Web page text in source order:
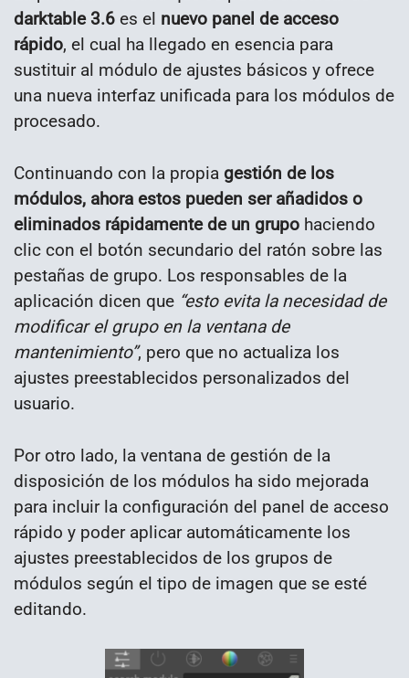
darktable 3.6 es el nuevo panel de acceso
rápido, el cual ha llegado en esencia para
sustituir al módulo de ajustes básicos y ofrece
una nueva interfaz unificada para los módulos de
procesado.
Continuando con la propia gestión de los
módulos, ahora estos pueden ser añadidos o
eliminados rápidamente de un grupo haciendo
clic con el botón secundario del ratón sobre las
pestañas de grupo. Los responsables de la
aplicación dicen que “esto evita la necesidad de
modificar el grupo en la ventana de
mantenimiento”, pero que no actualiza los
ajustes preestablecidos personalizados del
usuario.
Por otro lado, la ventana de gestión de la
disposición de los módulos ha sido mejorada
para incluir la configuración del panel de acceso
rápido y poder aplicar automáticamente los
ajustes preestablecidos de los grupos de
módulos según el tipo de imagen que se esté
editando.